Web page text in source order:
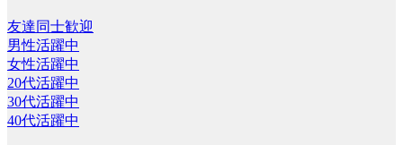
友達同士歓迎
男性活躍中
女性活躍中
20代活躍中
30代活躍中
40代活躍中